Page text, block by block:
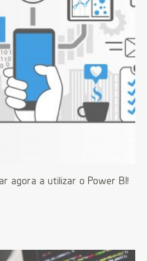
agora a utilizar o Power BI!